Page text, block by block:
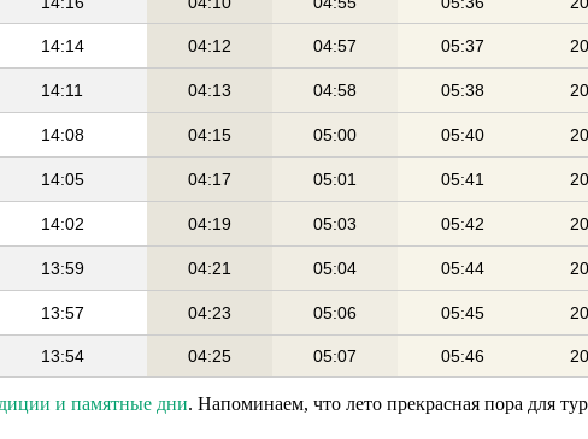
14:14 04:12 04:57 05:37
14:11 04:13 04:58 05:38
14:08 04:15 05:00 05:40
14:05 04:17 05:01 05:41
14:02 04:19 05:03 05:42
13:59 04:21 05:04 05:44
13:57 04:23 05:06 05:45
13:54 04:25 05:07 05:46
и памятные дни. Напоминаем, что лето прекрасная пора для